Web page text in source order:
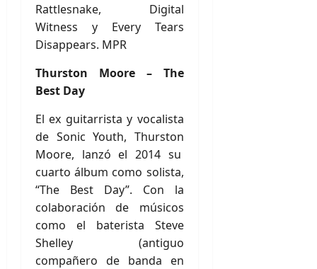
Rattlesnake, Digital
Witness y Every Tears
Disappears. MPR
Thurston Moore – The
Best Day
El ex guitarrista y vocalista
de Sonic Youth, Thurston
Moore, lanzó el 2014 su
cuarto álbum como solista,
“The Best Day”. Con la
colaboración de músicos
como el baterista Steve
Shelley (antiguo
compañero de banda en